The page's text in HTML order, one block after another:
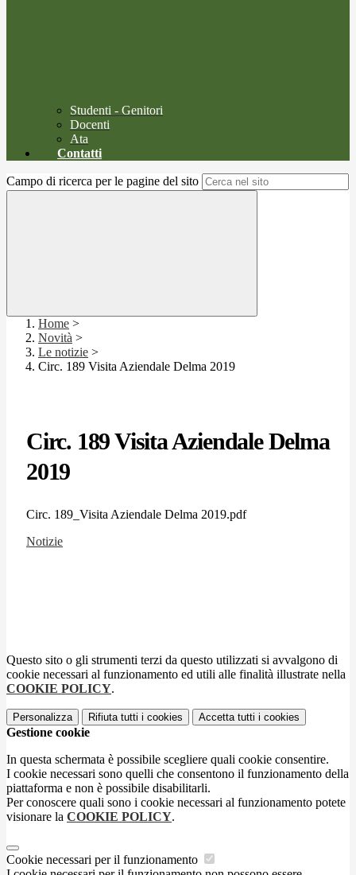
Studenti - Genitori
Docenti
Ata
Contatti
Campo di ricerca per le pagine del sito
Home >
Novità >
Le notizie >
Circ. 189 Visita Aziendale Delma 2019
Circ. 189 Visita Aziendale Delma
2019
Circ. 189_Visita Aziendale Delma 2019.pdf
Notizie
Questo sito o gli strumenti terzi da questo utilizzati si avvalgono di
cookie necessari al funzionamento ed utili alle finalità illustrate nella
COOKIE POLICY.
Personalizza Rifiuta tutti i cookies Accetta tutti i cookies
Gestione cookie
In questa schermata è possibile scegliere quali cookie consentire.
I cookie necessari sono quelli che consentono il funzionamento della
piattaforma e non è possibile disabilitarli.
Per conoscere quali sono i cookie necessari al funzionamento potete
visionare la COOKIE POLICY.
Cookie necessari per il funzionamento